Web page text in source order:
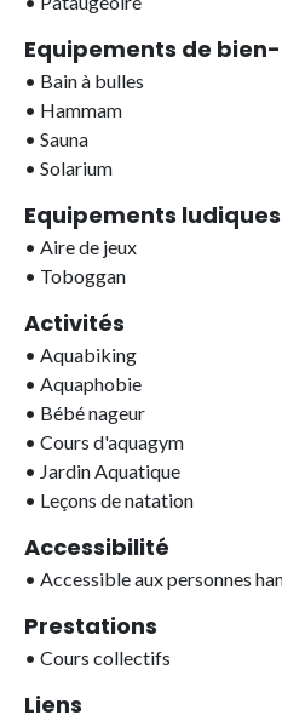
Equipements de
• Bain à bulles
• Hammam
• Sauna
• Solarium
Equipements ludiques
• Aire de jeux
• Toboggan
Activités
• Aquabiking
• Aquaphobie
• Bébé nageur
• Cours d'aquagym
• Jardin Aquatique
• Leçons de natation
Accessibilité
• Accessible aux personnes
Prestations
• Cours collectifs
Liens